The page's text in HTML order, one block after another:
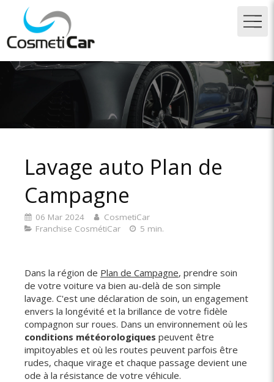
Lavage auto Plan de
Campagne
06 Mar 2024
CosmetiCar
Franchise CosmétiCar
5 min.
Dans la région de Plan de Campagne, prendre soin
de votre voiture va bien au-delà de son simple
lavage. C'est une déclaration de soin, un engagement
envers la longévité et la brillance de votre fidèle
compagnon sur roues. Dans un environnement où les
conditions météorologiques peuvent être
impitoyables et où les routes peuvent parfois être
rudes, chaque virage et chaque passage devient une
ode à la résistance de votre véhicule.